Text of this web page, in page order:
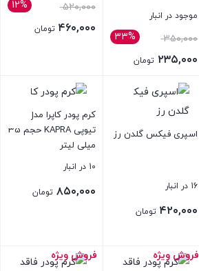
موجود در انبار
۳۳% ۳۵۰,۰۰۰
۲۳۵,۰۰۰ تومان
بستن
12% ۵۲۰,۰۰۰قیمت
اصلی:۴۶۰,۰۰۰ تومان
۴۶۰,۰۰۰ تومان.
بستن
اسپری فیکس گلدن رز
16 در انبار
۴۲۰,۰۰۰ تومان
بستن
کرم پودر کاپرا مدل
تیوپی KAPRA حجم 35
میلی لیتر
10 در انبار
۸۵۰,۰۰۰ تومان
بستن فروش ویژه فروش ویژه